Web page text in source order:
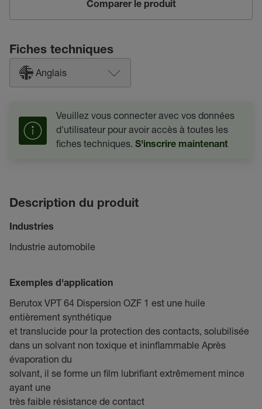
Comparer le produit
Fiches techniques
Anglais
Veuillez vous connecter avec vos données
d'utilisateur pour avoir accès à toutes les
fiches techniques. S'inscrire maintenant
Description du produit
Industries
Industrie automobile
Exemples d'application
Berutox VPT 64 Dispersion OZF 1 est une huile
entièrement synthétique
et translucide pour la protection des contacts, solubilisée
dans un solvant non toxique et ininflammable Après
évaporation du
solvant, il se forme un film lubrifiant extrêmement mince
ayant une
très faible résistance de contact